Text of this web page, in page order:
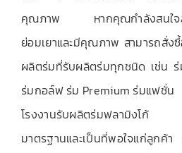
คุณภาพ หากคุณกำลังสนใจสั่ง
ย่อมเยาและมีคุณภาพ สามารถสั่ง
ผลิตร่มที่รับผลิตร่มทุกชนิด เช่น
ร่มกอล์ฟ ร่ม Premium ร่มแฟชั่น
โรงงานรับผลิตร่มฟลามิงโก้ เ
มาตรฐานและเป็นที่พอใจแก่ลูกค้